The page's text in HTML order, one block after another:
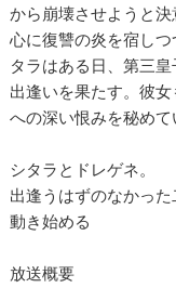
から崩壊させようと決
心に復讐の炎を宿し
タラはある日、第三
出逢いを果たす。彼
への深い恨みを秘めて
シタラとドレゲネ。
出逢うはずのなかっ
動き始める
放送概要